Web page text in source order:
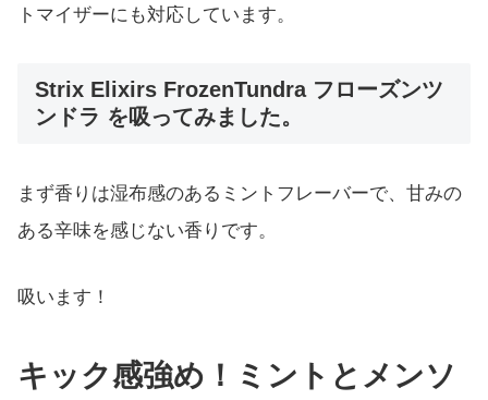
トマイザーにも対応しています。
Strix Elixirs FrozenTundra フローズンツ
ンドラ を吸ってみました。
まず香りは湿布感のあるミントフレーバーで、甘みの
ある辛味を感じない香りです。
吸います！
キック感強め！ミントとメンソ